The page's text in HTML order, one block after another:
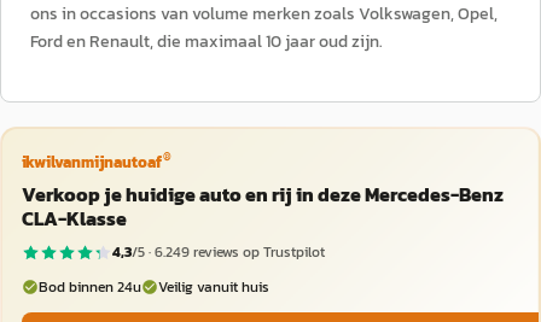
ons in occasions van volume merken zoals Volkswagen, Opel,
Ford en Renault, die maximaal 10 jaar oud zijn.
ikwilvanmijnautoaf®
Verkoop je huidige auto en rij in deze Mercedes-Benz
CLA-Klasse
4,3/5 ·6.249reviews op Trustpilot
Bod binnen 24u
Veilig vanuit huis